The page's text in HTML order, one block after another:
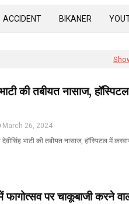
ACCIDENT BIKANER
की तबीयत नासाज,
March 26, 2024
भाटी की तबीयत नासाज, हॉस्पिटल में
पर चाकूबाजी करने